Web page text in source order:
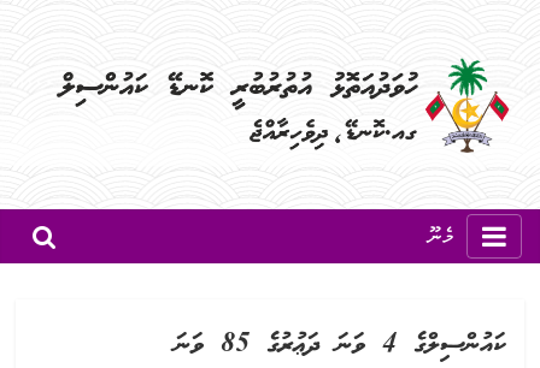
މެނޫ
ކައުންސިލްގެ 4 ވަނަ ދަޢުރުގެ 85 ވަނަ